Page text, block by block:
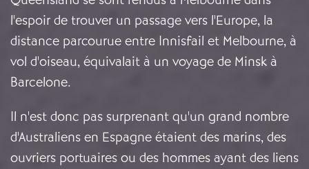
l'espoir de trouver un passage vers l'Europe, la
distance parcourue entre Innisfail et Melbourne, à
vol d'oiseau, équivalait à un voyage de Minsk à
Barcelone.
Il n'est donc pas surprenant qu'un grand nombre
d'Australiens en Espagne étaient des marins, des
ouvriers portuaires ou des hommes ayant des liens